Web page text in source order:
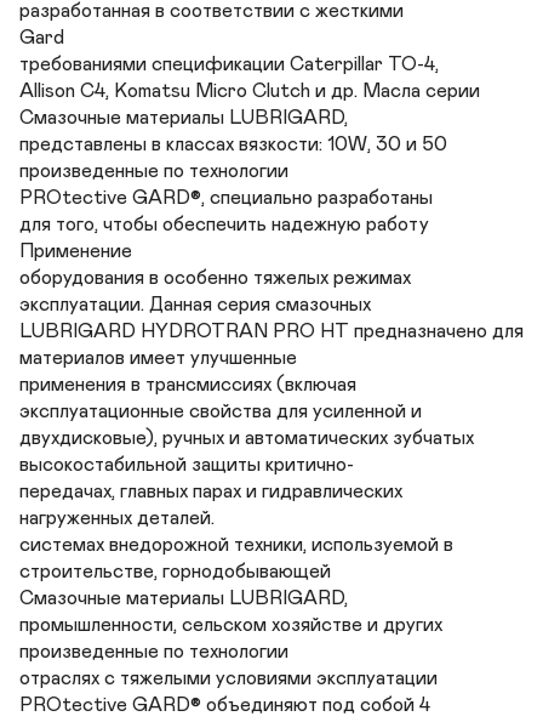
разработанная в соответствии с жесткими
Gard
требованиями спецификации Caterpillar TO-4,
Allison C4, Komatsu Micro Clutch и др. Масла серии
Смазочные материалы LUBRIGARD,
представлены в классах вязкости: 10W, 30 и 50
произведенные по технологии
PROtective GARD®, специально разработаны
для того, чтобы обеспечить надежную работу
Применение
оборудования в особенно тяжелых режимах
эксплуатации. Данная серия смазочных
LUBRIGARD HYDROTRAN PRO HT предназначено для
материалов имеет улучшенные
применения в трансмиссиях (включая
эксплуатационные свойства для усиленной и
двухдисковые), ручных и автоматических зубчатых
высокостабильной защиты критично-
передачах, главных парах и гидравлических
нагруженных деталей.
системах внедорожной техники, используемой в
строительстве, горнодобывающей
Смазочные материалы LUBRIGARD,
промышленности, сельском хозяйстве и других
произведенные по технологии
отраслях с тяжелыми условиями эксплуатации
PROtective GARD® объединяют под собой 4